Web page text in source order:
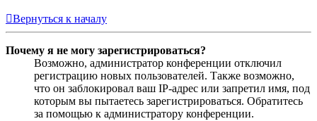
Вернуться к началу
Почему я не могу зарегистрироваться?
Возможно, администратор конференции отключил
регистрацию новых пользователей. Также возможно,
что он заблокировал ваш IP-адрес или запретил имя, под
которым вы пытаетесь зарегистрироваться. Обратитесь
за помощью к администратору конференции.